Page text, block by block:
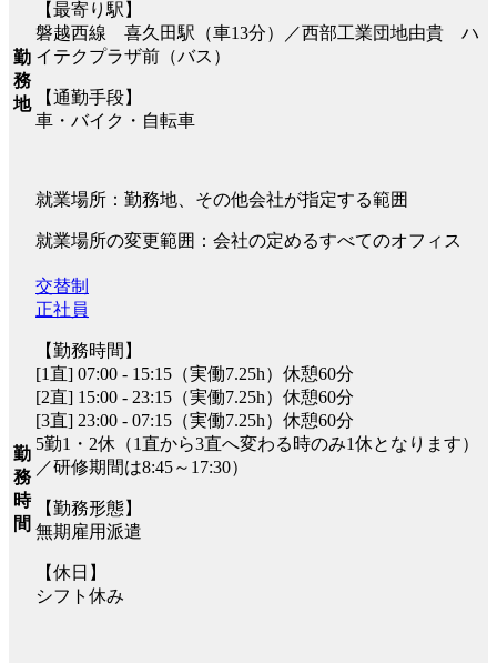
勤
務
地
【最寄り駅】
磐越西線 喜久田駅（車13分）／西部工業団地由貴 ハ
イテクプラザ前（バス）
【通勤手段】
車・バイク・自転車
就業場所：勤務地、その他会社が指定する範囲
就業場所の変更範囲：会社の定めるすべてのオフィス
勤
務
時
間
交替制
正社員
【勤務時間】
[1直] 07:00 - 15:15（実働7.25h）休憩60分
[2直] 15:00 - 23:15（実働7.25h）休憩60分
[3直] 23:00 - 07:15（実働7.25h）休憩60分
5勤1・2休（1直から3直へ変わる時のみ1休となります）
／研修期間は8:45～17:30）
【勤務形態】
無期雇用派遣
【休日】
シフト休み